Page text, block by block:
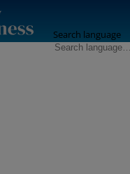
Search language